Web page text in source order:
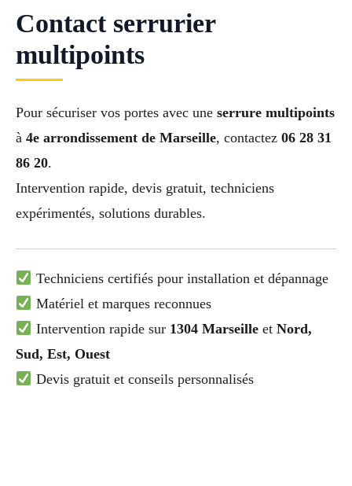
Contact serrurier
multipoints
Pour sécuriser vos portes avec une serrure multipoints
à 4e arrondissement de Marseille, contactez 06 28 31
86 20.
Intervention rapide, devis gratuit, techniciens
expérimentés, solutions durables.
Techniciens certifiés pour installation et dépannage
Matériel et marques reconnues
Intervention rapide sur 1304 Marseilleet Nord,
Sud, Est, Ouest
Devis gratuit et conseils personnalisés